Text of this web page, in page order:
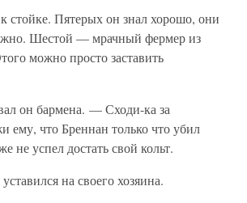
стойке. Пятерых он знал хорошо, они
Шестой — мрачный фермер из
можно просто заставить
он бармена. — Сходи-ка за
ему, что Бреннан только что убил
не успел достать свой кольт.
на своего хозяина.